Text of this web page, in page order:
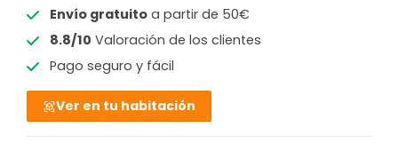
Envío gratuitoa partir de 50€
8.8/10 Valoración de los clientes
Pago seguro y fácil
Ver en tu habitación